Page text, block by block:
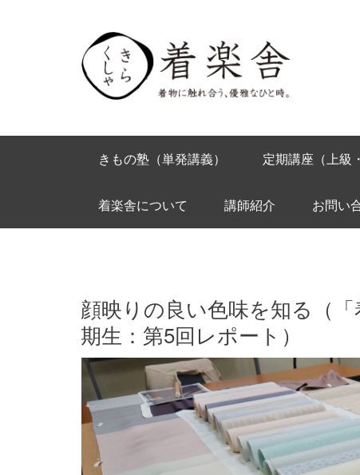
きもの塾（単発講義） 定期講座（上級
着楽舎について 講師紹介 お問い
顔映りの良い色味を知る（
期生：第5回レポート）